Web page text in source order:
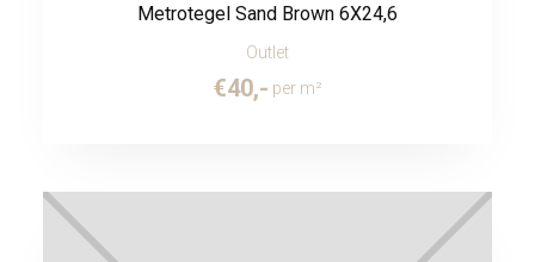
Metrotegel Sand Brown 6X24,6
Outlet
€40,- per m²